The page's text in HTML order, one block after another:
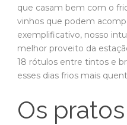
que casam bem com o
vinhos que podem
exemplificativo, nosso
melhor proveito da
18 rótulos entre tintos e
esses dias frios mais
Os